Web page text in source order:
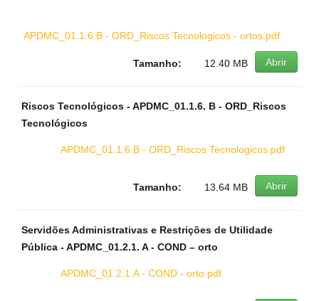
APDMC_01.1.6.B - ORD_Riscos Tecnologicos - ortos.pdf
Abrir
Tamanho: 12.40 MB
Riscos Tecnológicos - APDMC_01.1.6. B - ORD_Riscos
Tecnológicos
APDMC_01.1.6.B - ORD_Riscos Tecnologicos.pdf
Abrir
Tamanho: 13.64 MB
Servidões Administrativas e Restrições de Utilidade
Pública - APDMC_01.2.1. A - COND – orto
APDMC_01.2.1.A - COND - orto.pdf